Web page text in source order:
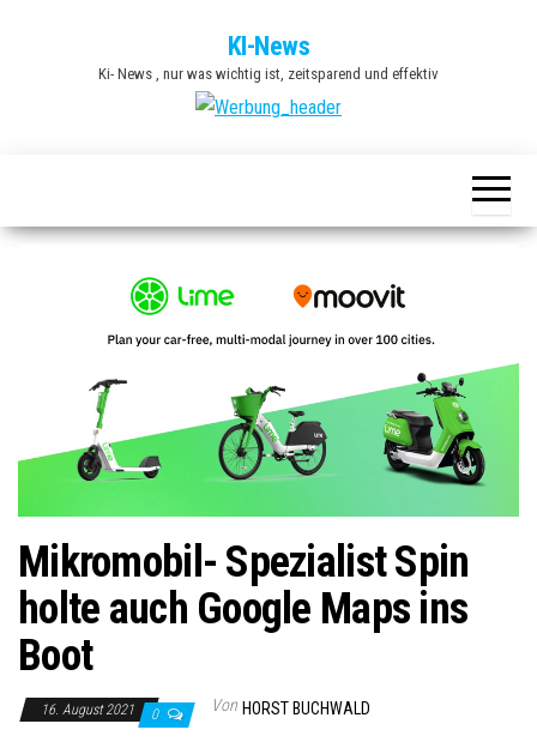
KI-News
Ki- News , nur was wichtig ist, zeitsparend und effektiv
Mikromobil- Spezialist Spin
holte auch Google Maps ins
Boot
16. August 2021 0 Von HORST BUCHWALD